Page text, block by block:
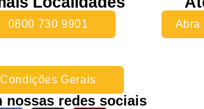
0800 730 9901 Abra
Condições Gerais
nossas redes sociais